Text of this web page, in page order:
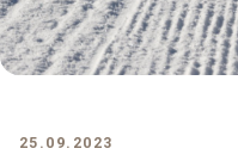
25.09.2023